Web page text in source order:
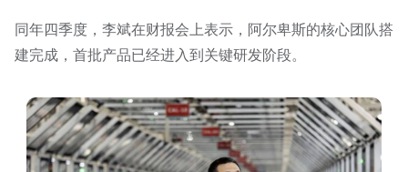
同年四季度，李斌在财报会上表示，阿尔卑斯的核心团队搭
建完成，首批产品已经进入到关键研发阶段。